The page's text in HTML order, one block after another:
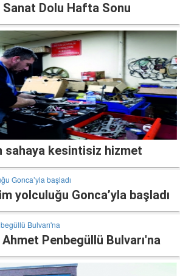
Sanat Dolu Hafta Sonu
sahaya kesintisiz hizmet
yolculuğu Gonca’yla başladı
Penbegüllü Bulvarı'na